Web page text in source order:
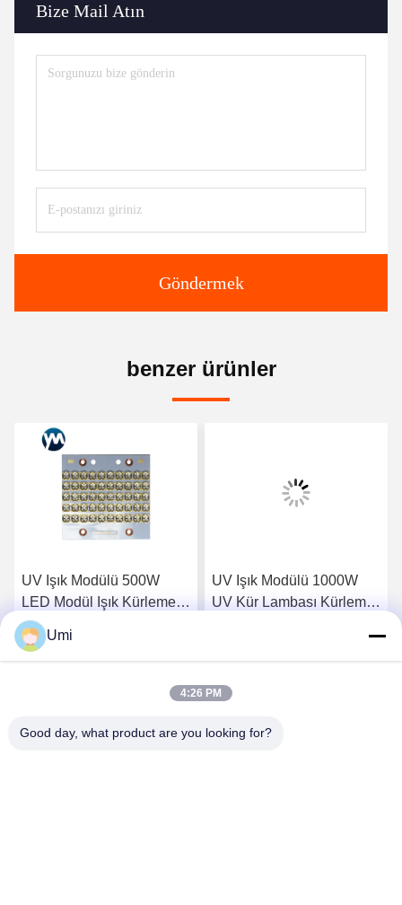
Bize Mail Atın
Göndermek
benzer ürünler
UV Işık Modülü 500W
LED Modül Işık Kürleme
LED UV Su Soğutma UV
LED 395nm
En İyi Fiyatı Alın
UV Işık Modülü 1000W
UV Kür Lambası Kürleme
En İyi Fiyatı Alın
Umi
4:26 PM
Good day, what product are you looking for?